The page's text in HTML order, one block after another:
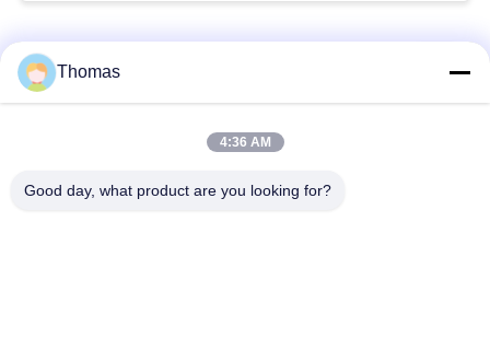
populaire categorieën
automatische het
Thomas
4:36 AM
Good day, what product are you looking for?